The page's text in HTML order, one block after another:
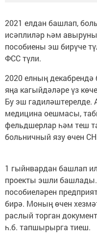
2021 елдан башлап,
исәплиләр һәм
пособиены эш бирүче
ФСС түли.
2020 елның
яңа кагыйдәләре үз
Бу эш гадиләштерелде.
медицина оешмасы,
фельдшерлар һәм теш
больничный язу өчен
1 гыйнвардан башлап
проекты эшли
пособиеләрен
бирә. Моның өчен
раслый торган
һ.б. тапшырырга тиеш.